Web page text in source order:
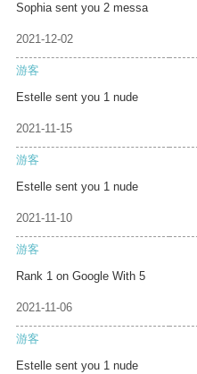
Sophia sent you 2 messa
2021-12-02
游客
Estelle sent you 1 nude
2021-11-15
游客
Estelle sent you 1 nude
2021-11-10
游客
Rank 1 on Google With 5
2021-11-06
游客
Estelle sent you 1 nude